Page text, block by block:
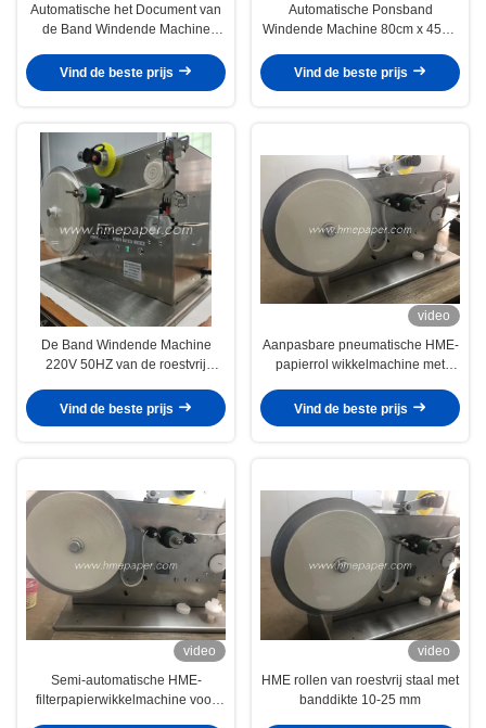
Automatische het Document van
de Band Windende Machine
Vind de beste prijs
Automatische Ponsband
Windende Machine 80cm x 45cm
Vind de beste prijs
De Band Windende Machine
220V 50HZ van de roestvrij
Vind de beste prijs
video
Aanpasbare pneumatische HME-
papierrol wikkelmachine met
Vind de beste prijs
video
Semi-automatische HME-
filterpapierwikkelmachine voor
video
HME rollen van roestvrij staal met
banddikte 10-25 mm